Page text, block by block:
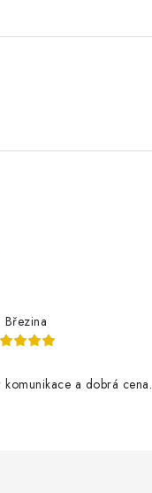
Březina
komunikace a dobrá cena.